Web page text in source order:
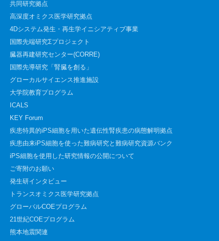
共同研究拠点
高深度オミクス医学研究拠点
4Dシステム発生・再生学イニシアティブ事業
国際先端研究Σプロジェクト
臓器再建研究センター(CORRE)
国際先導研究「腎臓を創る」
グローカルサイエンス推進施設
大学院教育プログラム
ICALS
KEY Forum
疾患特異的iPS細胞を用いた遺伝性腎疾患の病態解明拠点
疾患由来iPS細胞を使った難病研究と難病研究資源バンク
iPS細胞を使用した研究情報の公開について
ご寄附のお願い
発生研インタビュー
トランスオミクス医学研究拠点
グローバルCOEプログラム
21世紀COEプログラム
熊本地震関連